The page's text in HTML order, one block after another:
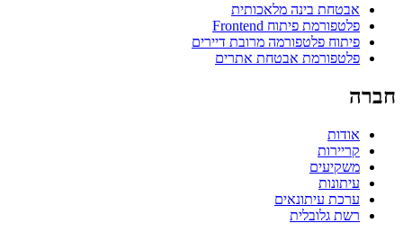
אבטחת בינה מלאכותית
פלטפורמת פיתוח Frontend
פיתוח פלטפורמה מרובת דיירים
פלטפורמת אבטחת אתרים
חברה
אודות
קריירות
משקיעים
עיתונות
ערכת עיתונאים
רשת גלובלית